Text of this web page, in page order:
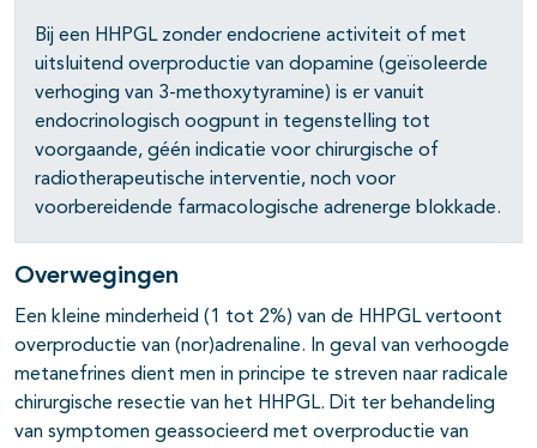
Bij een HHPGL zonder endocriene activiteit of met
uitsluitend overproductie van dopamine (geïsoleerde
verhoging van 3-methoxytyramine) is er vanuit
endocrinologisch oogpunt in tegenstelling tot
voorgaande, géén indicatie voor chirurgische of
radiotherapeutische interventie, noch voor
voorbereidende farmacologische adrenerge blokkade.
Overwegingen
Een kleine minderheid (1 tot 2%) van de HHPGL vertoont
overproductie van (nor)adrenaline. In geval van verhoogde
metanefrines dient men in principe te streven naar radicale
chirurgische resectie van het HHPGL. Dit ter behandeling
van symptomen geassocieerd met overproductie van